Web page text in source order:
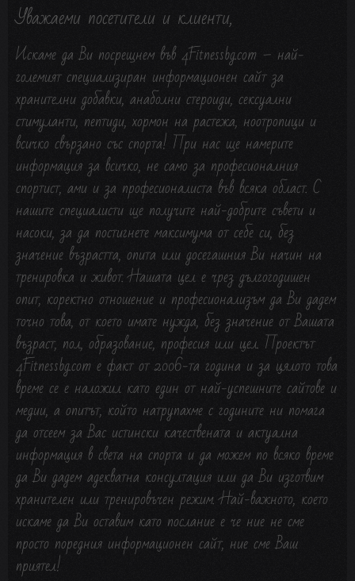
Уважаеми посетители и клиенти,
Искаме да Ви посрещнем във 4Fitnessbg.com – най-
големият специализиран информационен сайт за
хранителни добавки, анаболни стероиди, сексуални
стимуланти, пептиди, хормон на растежа, ноотропици и
всичко свързано със спорта! При нас ще намерите
информация за всичко, не само за професионалния
спортист, ами и за професионалиста във всяка област. С
нашите специалисти ще получите най-добрите съвети и
насоки, за да постигнете максимума от себе си, без
значение възрастта, опита или досегашния Ви начин на
тренировка и живот. Нашата цел е чрез дългогодишен
опит, коректно отношение и професионализъм да Ви дадем
точно това, от което имате нужда, без значение от Вашата
възраст, пол, образование, професия или цел. Проектът
4Fitnessbg.com е факт от 2006-та година и за цялото това
време се е наложил като един от най-успешните сайтове и
медии, а опитът, който натрупахме с годините ни помага
да отсеемза Вас истински качествената и актуална
информация в света на спорта и да можем по всяко време
да Ви дадем адекватна консултация или да Ви изготвим
хранителен или тренировъчен режим. Най-важното, което
искаме да Ви оставим като послание е че ние не сме
просто поредния информационен сайт, ние сме Ваш
приятел!